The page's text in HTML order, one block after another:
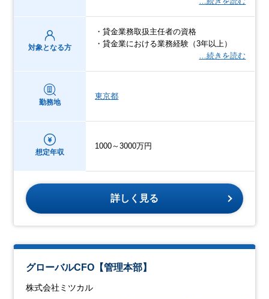
対象となる方
・貸金業務取扱主任者の資格
・貸金業における業務経験（3年以上）
…続きを読む
勤務地
東京都
想定年収
1000～3000万円
詳しく見る
グローバルCFO【管理本部】
株式会社ミツカル